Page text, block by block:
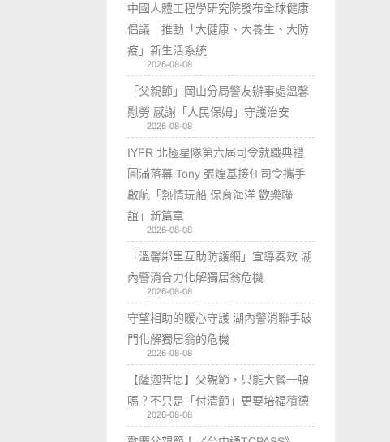
中國人體工程學研究院發布全球健康
倡議 推動「大健康、大養生、大防
疫」新生活系統
2026-08-08
「父親節」岡山分局警友辦事處溫馨
慰勞 感謝「人民保姆」守護治安
2026-08-08
IYFR 北極星隊第六屆司令就職典禮
圓滿落幕 Tony 張煌基接任司令攜手
啟航「熱情玩船 保育海洋 歡樂聯
誼」新篇章
2026-08-08
「溫馨鄰里互助防護網」宣導奏效 湖
內警消合力化解獨居翁危機
2026-08-08
守望相助的暖心守護 湖內警消聯手破
門化解獨居翁的危機
2026-08-08
【薩迦哲思】父親節，只能大餐一頓
嗎？不只是「付清節」更要培福積德
2026-08-08